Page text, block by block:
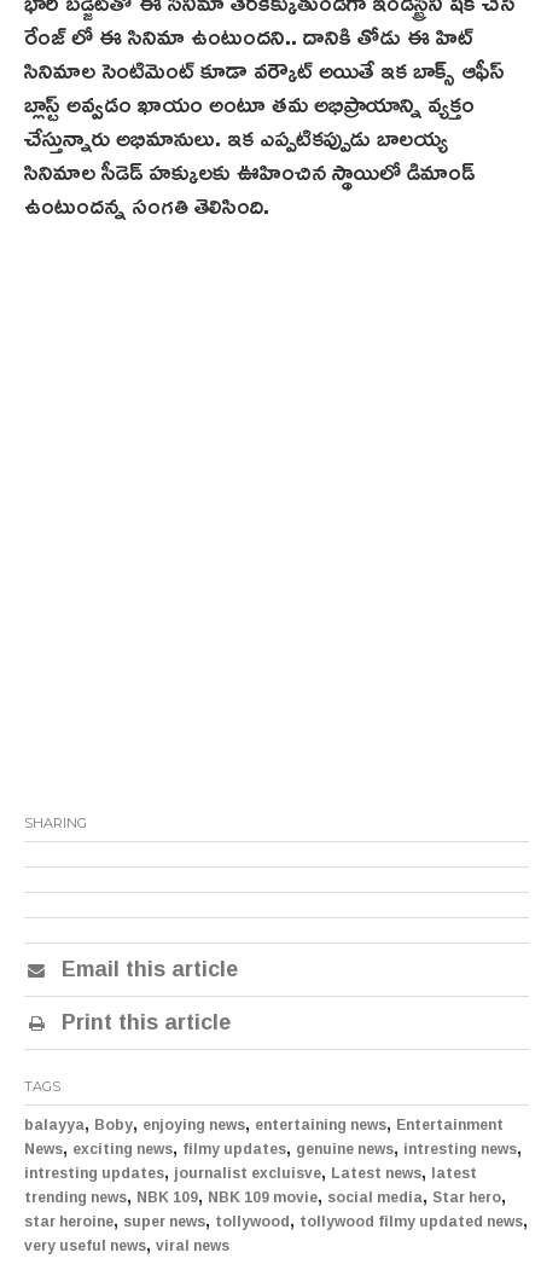
రేంజ్ లో ఈ సినిమా ఉంటుందని.. దానికి తోడు ఈ హిట్
సినిమాల సెంటిమెంట్ కూడా వర్కౌట్ అయితే ఇక బాక్స్ ఆఫీస్
బ్లాస్ట్‌ అవ్వడం ఖాయం అంటూ తమ అభిప్రాయాన్ని వ్యక్తం
చేస్తున్నారు అభిమానులు. ఇక ఎప్పటికప్పుడు బాలయ్య
సినిమాల సీడెడ్ హక్కులకు ఊహించిన స్థాయిలో డిమాండ్
ఉంటుందన్న సంగతి తెలిసింది.
SHARING
Email this article
Print this article
TAGS
balayya, Boby, enjoying news, entertaining news, Entertainment
News, exciting news, filmy updates, genuine news, intresting news,
intresting updates, journalist excluisve, Latest news, latest
trending news, NBK 109, NBK 109 movie, social media, Star hero,
star heroine, super news, tollywood, tollywood filmy updated news,
very useful news, viral news